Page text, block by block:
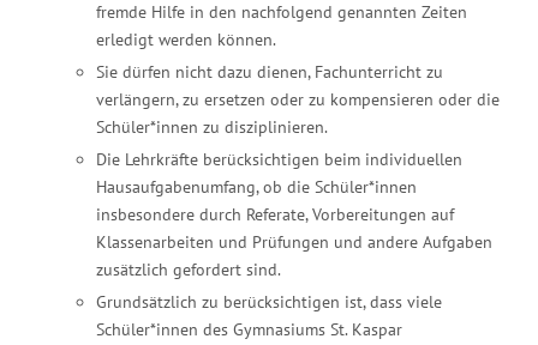
fremde Hilfe in den nachfolgend genannten Zeiten
erledigt werden können.
Sie dürfen nicht dazu dienen, Fachunterricht zu
verlängern, zu ersetzen oder zu kompensieren oder die
Schüler*innen zu disziplinieren.
Die Lehrkräfte berücksichtigen beim individuellen
Hausaufgabenumfang, ob die Schüler*innen
insbesondere durch Referate, Vorbereitungen auf
Klassenarbeiten und Prüfungen und andere Aufgaben
zusätzlich gefordert sind.
Grundsätzlich zu berücksichtigen ist, dass viele
Schüler*innen des Gymnasiums St. Kaspar